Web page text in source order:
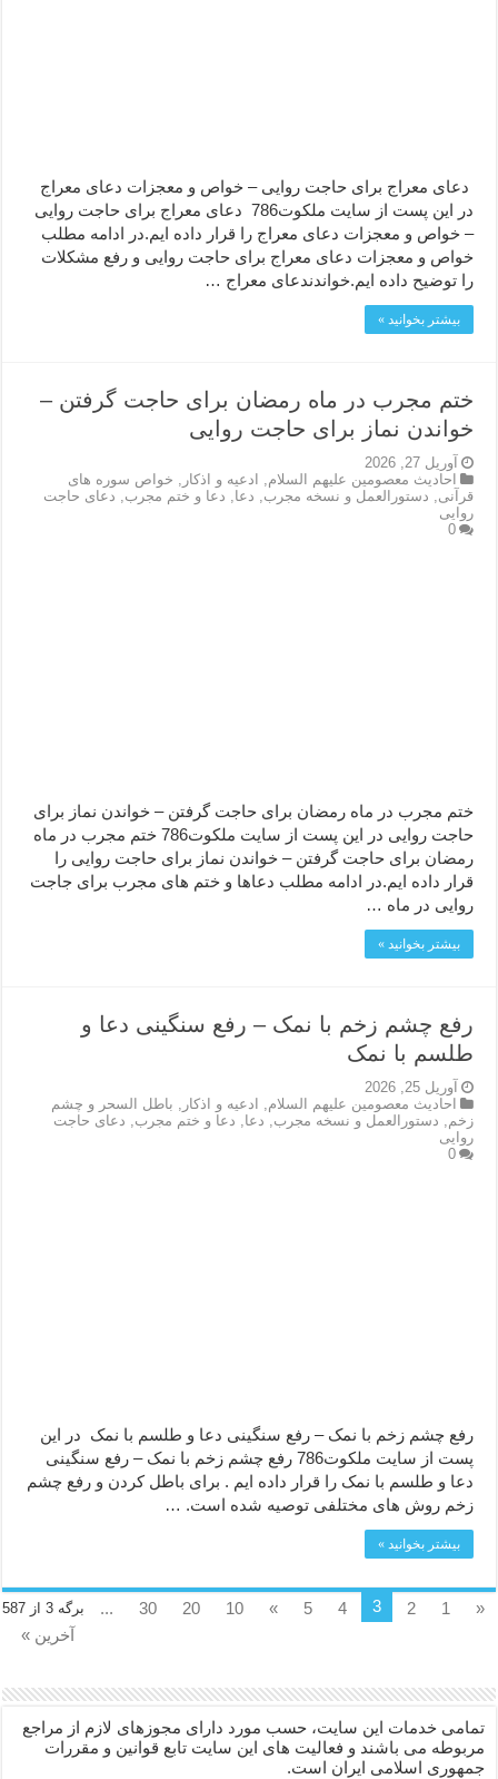
دعای معراج برای حاجت روایی – خواص و معجزات دعای معراج
در این پست از سایت ملکوت786 دعای معراج برای حاجت روایی
– خواص و معجزات دعای معراج را قرار داده ایم.در ادامه مطلب
خواص و معجزات دعای معراج برای حاجت روایی و رفع مشکلات
را توضیح داده ایم.خواندندعای معراج …
بیشتر بخوانید »
ختم مجرب در ماه رمضان برای حاجت گرفتن –
خواندن نماز برای حاجت روایی
آوریل 27, 2026
احاديث معصومين عليهم السلام
ادعيه و اذكار
خواص سوره های
قرآنی
دستورالعمل و نسخه مجرب دعا دعا و ختم مجرب
دعای حاجت
روایی
0
ختم مجرب در ماه رمضان برای حاجت گرفتن – خواندن نماز برای
حاجت روایی در این پست از سایت ملکوت786 ختم مجرب در ماه
رمضان برای حاجت گرفتن – خواندن نماز برای حاجت روایی را
قرار داده ایم.در ادامه مطلب دعاها و ختم های مجرب برای جاجت
روایی در ماه …
بیشتر بخوانید »
رفع چشم زخم با نمک – رفع سنگینی دعا و
طلسم با نمک
آوریل 25, 2026
احاديث معصومين عليهم السلام
ادعيه و اذكار
باطل السحر و چشم
زخم
دستورالعمل و نسخه مجرب دعا دعا و ختم مجرب
دعای حاجت
روایی
0
رفع چشم زخم با نمک – رفع سنگینی دعا و طلسم با نمک در این
پست از سایت ملکوت786 رفع چشم زخم با نمک – رفع سنگینی
دعا و طلسم با نمک را قرار داده ایم . برای باطل کردن و رفع چشم
زخم روش های مختلفی توصیه شده است. …
بیشتر بخوانید »
برگه 3 از 587 «
1
2
3
4
5
»
10
20
30
...
آخرین »
تمامی خدمات این سایت، حسب مورد دارای مجوزهای لازم از مراجع
مربوطه می باشند و فعالیت های این سایت تابع قوانین و مقررات
جمهوری اسلامی ایران است.